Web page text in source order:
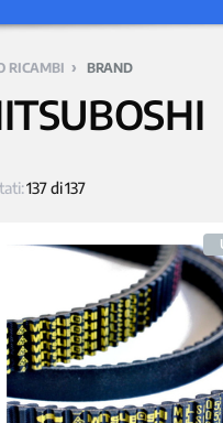
RICAMBI › BRAND
137 di 137